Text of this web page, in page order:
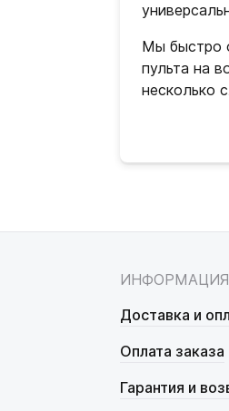
Мы быстро
пульта на
несколько
ИНФОРМАЦИЯ
Доставка и
Оплата заказа
Гарантия и